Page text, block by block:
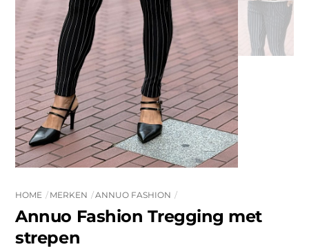
HOME MERKEN ANNUO FASHION
Annuo Fashion Tregging met
strepen